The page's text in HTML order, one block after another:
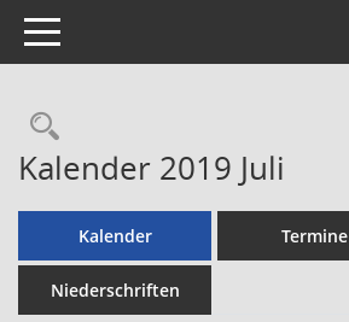
Toggle navigation
Rechercheauswahl
Kalender 2019 Juli
Kalender Termine
Niederschriften